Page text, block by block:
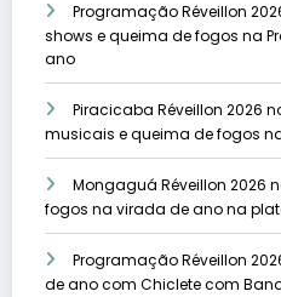
Programação Réveillon
shows e queima de fogos na
ano
Piracicaba Réveillon 2026
musicais e queima de fogos
Mongaguá Réveillon 2026
fogos na virada de ano na
Programação Réveillon
de ano com Chiclete com